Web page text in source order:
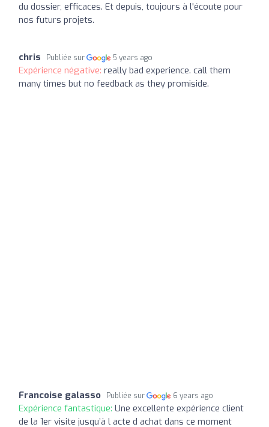
du dossier, efficaces. Et depuis, toujours à l'écoute pour
nos futurs projets.
chris Publiée sur 5 years ago
Expérience négative: really bad experience. call them
many times but no feedback as they promiside.
Francoise galasso Publiée sur 6 years ago
Expérience fantastique: Une excellente expérience client
de la 1er visite jusqu’à l acte d achat dans ce moment